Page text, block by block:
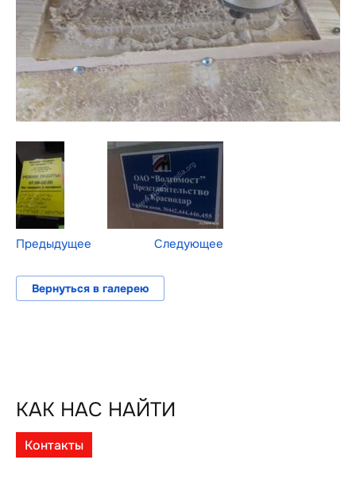
Предыдущее Следующее
Вернуться в галерею
КАК НАС НАЙТИ
Контакты